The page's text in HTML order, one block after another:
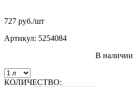
727 руб./шт
Артикул: 5254084
В наличии
КОЛИЧЕСТВО: